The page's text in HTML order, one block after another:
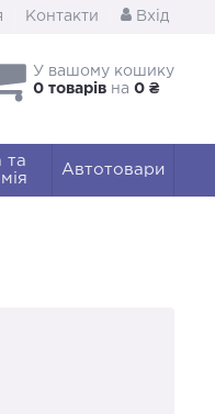
Контакти Вхід
У вашому кошику
0 товарів на 0 ₴
та
Автотовари